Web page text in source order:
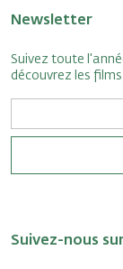
Newsletter
Suivez toute
découvrez les
Suivez-nous